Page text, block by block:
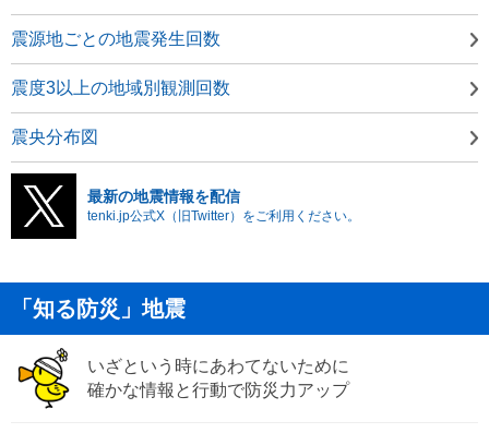
震源地ごとの地震発生回数
震度3以上の地域別観測回数
震央分布図
最新の地震情報を配信
tenki.jp公式X（旧Twitter）をご利用ください。
「知る防災」地震
いざという時にあわてないために
確かな情報と行動で防災力アップ